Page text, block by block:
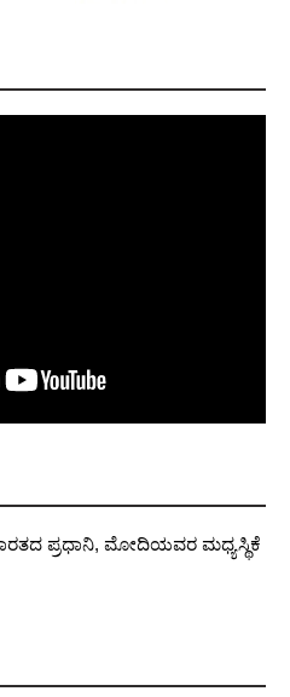
ಪ್ರಧಾನಿ, ಮೋದಿಯವರ ಮಧ್ಯಸ್ಥಿಕೆ